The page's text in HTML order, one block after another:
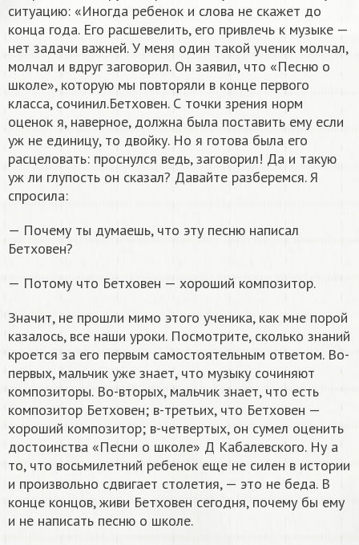
ситуацию: «Иногда ребенок и слова не скажет до
конца года. Его расшевелить, его привлечь к музыке —
нет задачи важней. У меня один такой ученик молчал,
молчал и вдруг заговорил. Он заявил, что «Песню о
школе», которую мы повторяли в конце первого
класса, сочинил.Бетховен. С точки зрения норм
оценок я, наверное, должна была поставить ему если
уж не единицу, то двойку. Но я готова была его
расцеловать: проснулся ведь, заговорил! Да и такую
уж ли глупость он сказал? Давайте разберемся. Я
спросила:
— Почему ты думаешь, что эту песню написал
Бетховен?
— Потому что Бетховен — хороший композитор.
Значит, не прошли мимо этого ученика, как мне порой
казалось, все наши уроки. Посмотрите, сколько знаний
кроется за его первым самостоятельным ответом. Во-
первых, мальчик уже знает, что музыку сочиняют
композиторы. Во-вторых, мальчик знает, что есть
композитор Бетховен; в-третьих, что Бетховен —
хороший композитор; в-четвертых, он сумел оценить
достоинства «Песни о школе» Д Кабалевского. Ну а
то, что восьмилетний ребенок еще не силен в истории
и произвольно сдвигает столетия, — это не беда. В
конце концов, живи Бетховен сегодня, почему бы ему
и не написать песню о школе.